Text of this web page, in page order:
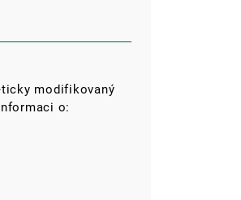
modifikovaný
o: